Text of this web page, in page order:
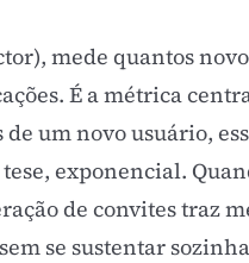
mede quantos
É a métrica
um novo usuário,
exponencial.
de convites traz
se sustentar